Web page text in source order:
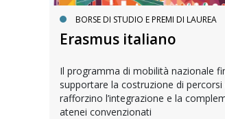
BORSE DI STUDIO E PREMI DI LAUREA
Erasmus italiano
Il programma di mobilità nazionale
supportare la costruzione di
rafforzino l’integrazione e la
atenei convenzionati